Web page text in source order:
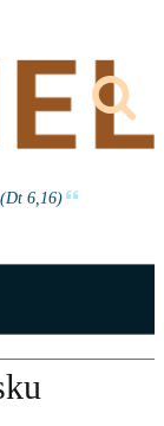
(Dt 6,16)